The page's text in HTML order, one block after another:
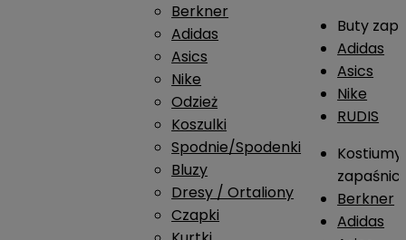
Berkner
Adidas
Asics
Nike
Odzież
Koszulki
Spodnie/Spodenki
Bluzy
Dresy / Ortaliony
Czapki
Buty
Adidas
Asics
Nike
RUDIS
Kostiumy
Berkner
Adidas